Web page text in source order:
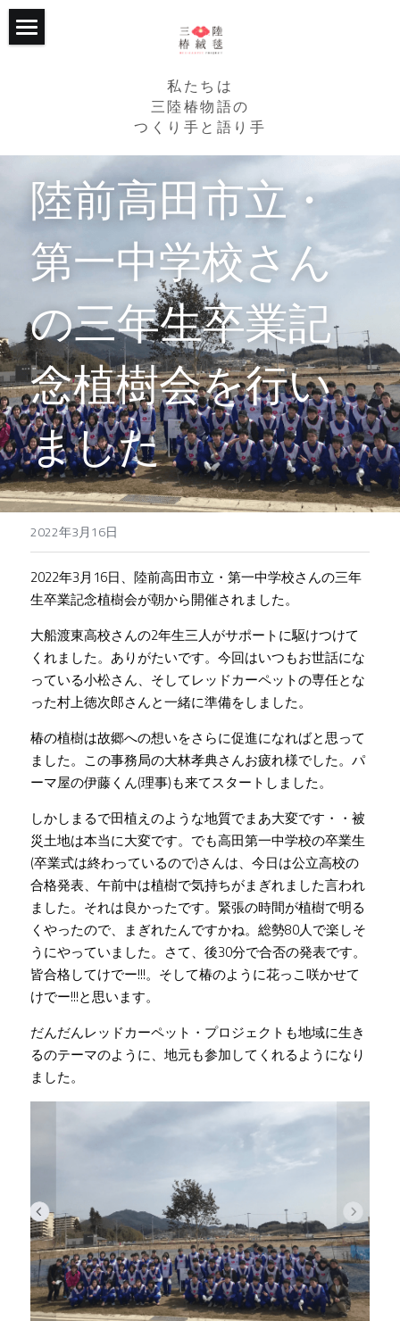
私たちは
三陸椿物語の
つくり手と語り手
プロジェクトについて
2015年からの歩み
2020年からの歩み
RCPが目指すこと
主な活動
植樹エリア
３つの椿ストーリー
プロジェクトチーム​
地元の強力な協力者
RCPの椿畑たち
活動の記録
応援くださる企業様
トップ
企業・法人・団体の方
個人からのご支援
トップ
個人の方
写真館
植樹会の様子
椿畑の日常
たかたのゆめちゃん
三陸椿商品群
お問い合わせ
Facebook
受賞
陸前高田市立・
第一中学校さん
の三年生卒業記
念植樹会を行い
ました
2022年3月16日
2022年3月16日、陸前高田市立・第一中学校さんの三年
生卒業記念植樹会が朝から開催されました。
大船渡東高校さんの2年生三人がサポートに駆けつけて
くれました。ありがたいです。今回はいつもお世話にな
っている小松さん、そしてレッドカーペットの専任とな
った村上徳次郎さんと一緒に準備をしました。
椿の植樹は故郷への想いをさらに促進になればと思って
ました。この事務局の大林孝典さんお疲れ様でした。パ
ーマ屋の伊藤くん(理事)も来てスタートしました。
しかしまるで田植えのような地質でまあ大変です・・被
災土地は本当に大変です。でも高田第一中学校の卒業生
(卒業式は終わっているので)さんは、今日は公立高校の
合格発表、午前中は植樹で気持ちがまぎれました言われ
ました。それは良かったです。緊張の時間が植樹で明る
くやったので、まぎれたんですかね。総勢80人で楽しそ
うにやっていました。さて、後30分で合否の発表です。
皆合格してけでー!!!。そして椿のように花っこ咲かせて
けでー!!!と思います。
だんだんレッドカーペット・プロジェクトも地域に生き
るのテーマのように、地元も参加してくれるようになり
ました。